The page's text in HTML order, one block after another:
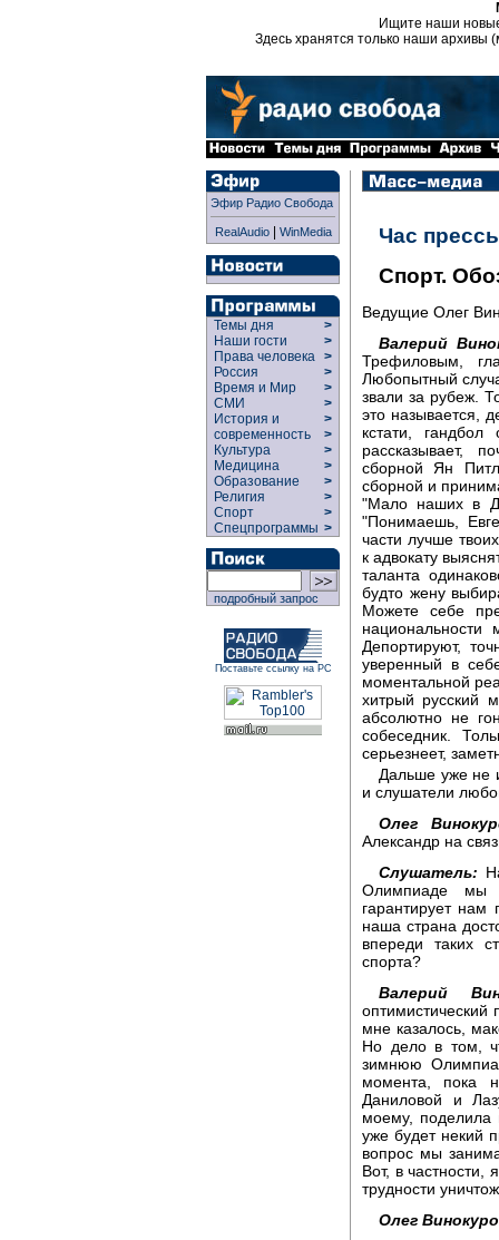
Ищите наши
Здесь хранятся только наши архивы
Эфир Радио Свобода
RealAudio| WinMedia
Темы дня
>
Наши гости
>
Права человека >
Россия
>
Время и Мир
>
СМИ
>
История и
современность
>
>
Культура
>
Медицина
>
Образование
>
Религия
>
Спорт
>
Спецпрограммы >
подробный запрос
Поставьте ссылку на РС
Час
Спорт.
Ведущие Олег
Валерий
Трефиловым,
Любопытный
звали за рубеж.
это называется,
кстати,
рассказывает,
сборной Ян
сборной и
"Мало наших в
"Понимаешь,
части лучше
к адвокату
таланта
будто жену
Можете себе
национальности
Депортируют,
уверенный в
моментальной
хитрый русский
абсолютно не
собеседник.
серьезнеет,
Дальше уже не
и слушатели
Олег
Александр на
Слушатель:
Олимпиаде мы
гарантирует
наша страна
впереди таких
спорта?
Валерий
мне казалось,
Но дело в том,
зимнюю
момента, пока
Даниловой и
моему, поделила
уже будет некий
вопрос мы
Вот, в
трудности
Олег